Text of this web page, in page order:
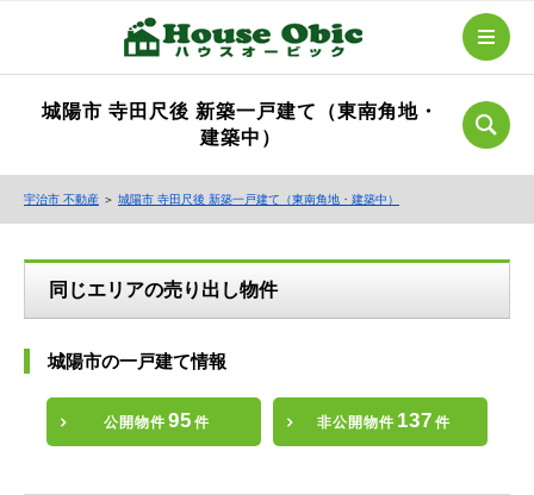
城陽市 寺田尺後 新築一戸建て（東南角地・
建築中）
宇治市 不動産 ＞ 城陽市 寺田尺後 新築一戸建て（東南角地・建築中）
同じエリアの売り出し物件
城陽市の一戸建て情報
公開物件 95 件 非公開物件 137 件